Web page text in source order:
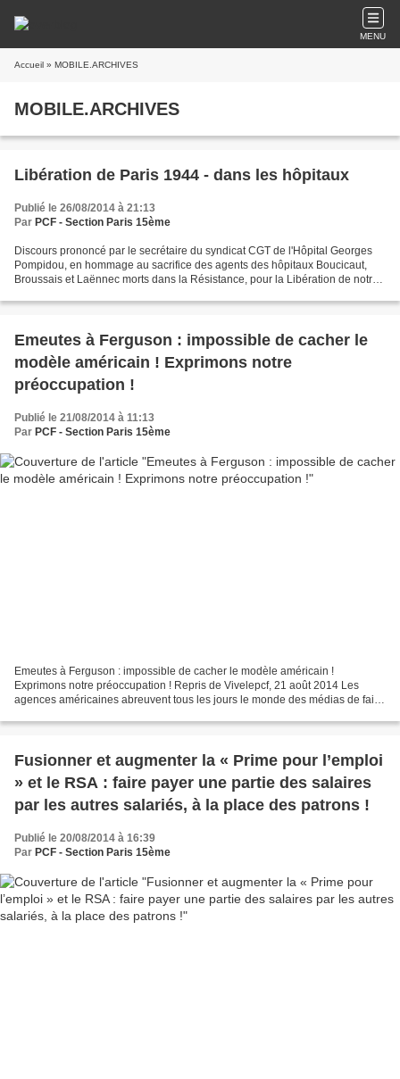
MENU
Accueil » MOBILE.ARCHIVES
MOBILE.ARCHIVES
Libération de Paris 1944 - dans les hôpitaux
Publié le 26/08/2014 à 21:13
Par PCF - Section Paris 15ème
Discours prononcé par le secrétaire du syndicat CGT de l'Hôpital Georges
Pompidou, en hommage au sacrifice des agents des hôpitaux Boucicaut,
Broussais et Laënnec morts dans la Résistance, pour la Libération de notre
Emeutes à Ferguson : impossible de cacher le
modèle américain ! Exprimons notre
préoccupation !
Publié le 21/08/2014 à 11:13
Par PCF - Section Paris 15ème
Emeutes à Ferguson : impossible de cacher le modèle américain !
Exprimons notre préoccupation ! Repris de Vivelepcf, 21 août 2014 Les
agences américaines abreuvent tous les jours le monde des médias de faits
Fusionner et augmenter la « Prime pour l’emploi
» et le RSA : faire payer une partie des salaires
par les autres salariés, à la place des patrons !
Publié le 20/08/2014 à 16:39
Par PCF - Section Paris 15ème